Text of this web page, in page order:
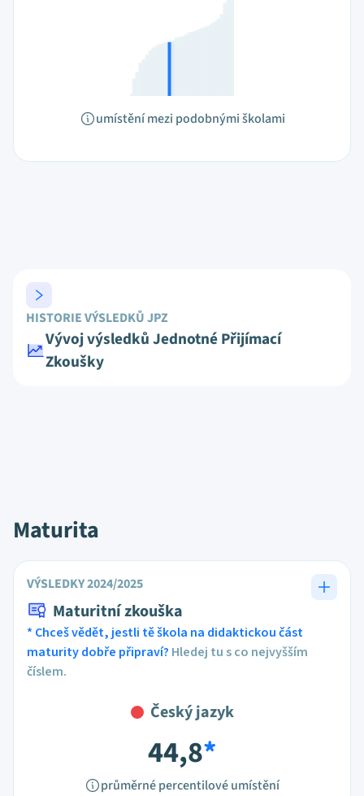
umístění mezi podobnými školami
HISTORIE VÝSLEDKŮ JPZ
Vývoj výsledků Jednotné Přijímací
Zkoušky
Maturita
VÝSLEDKY 2024/2025
Maturitní zkouška
* Chceš vědět, jestli tě škola na didaktickou část
maturity dobře připraví? Hledej tu s co nejvyšším
číslem.
Český jazyk
44,8*
průměrné percentilové umístění